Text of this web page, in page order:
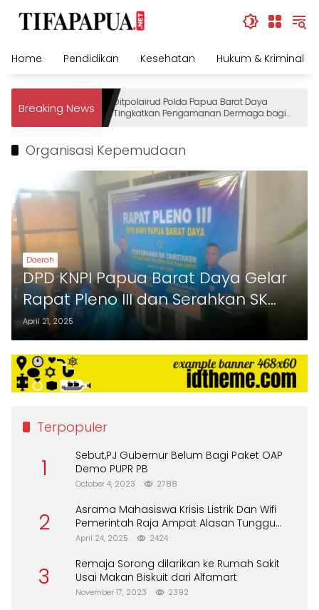
Home
Pendidikan Kesehatan Hukum & Kriminal
Breaking News
Ditpolairud Polda Papua Barat Daya
Tingkatkan Pengamanan Dermaga bagi
Wisatawan
Organisasi Kepemudaan
Daerah
DPD KNPI Papua Barat Daya Gelar
Rapat Pleno III dan Serahkan SK
Caretaker Maybrat dan Raja
Ampat
April 21, 2025
Terpopuler
1
Sebut,PJ Gubernur Belum Bagi Paket OAP
Demo PUPR PB
October 4, 2023 2788
2
Asrama Mahasiswa Krisis Listrik Dan Wifi
Pemerintah Raja Ampat Alasan Tunggu
DPA
April 24, 2025 2424
3
Remaja Sorong dilarikan ke Rumah Sakit
Usai Makan Biskuit dari Alfamart
November 17, 2023 2392